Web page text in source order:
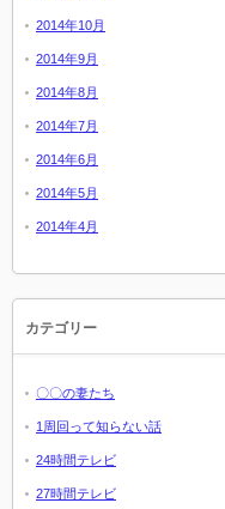
2014年10月
2014年9月
2014年8月
2014年7月
2014年6月
2014年5月
2014年4月
カテゴリー
〇〇の妻たち
1周回って知らない話
24時間テレビ
27時間テレビ